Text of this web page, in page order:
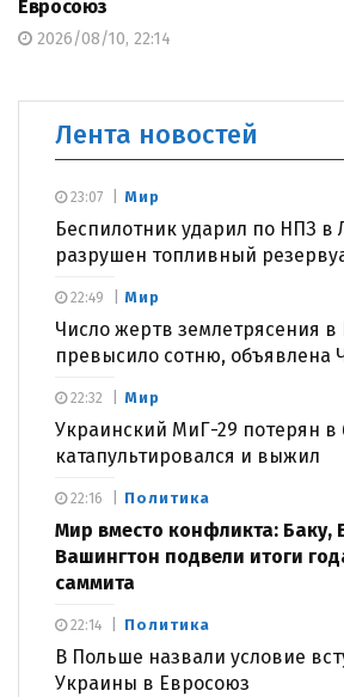
Евросоюз
2026/08/10, 22:14
Лента новостей
Мир
Беспилотник ударил по НПЗ в
разрушен топливный
23:07
Мир
Число жертв землетрясения в
превысило сотню, объявлена
22:49
Мир
Украинский МиГ-29 потерян в
катапультировался и выжил
22:32
Политика
Мир вместо конфликта: Баку,
Вашингтон подвели итоги
саммита
22:16
Политика
В Польше назвали условие
Украины в Евросоюз
22:14